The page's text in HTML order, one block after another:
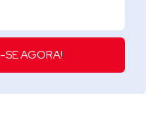
SE AGORA!